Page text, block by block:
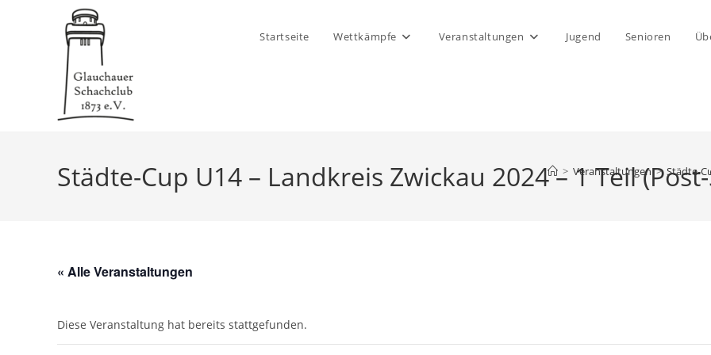
Startseite Wettkämpfe Veranstaltungen Jugend Senioren
Städte-Cup U14 – Landkreis Zwickau 2024 – 1 Teil
> Veranstaltungen > Städte-
« Alle Veranstaltungen
Diese Veranstaltung hat bereits stattgefunden.